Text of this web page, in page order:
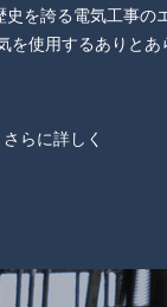
を誇る電気工事の
使用するありと
さらに詳しく